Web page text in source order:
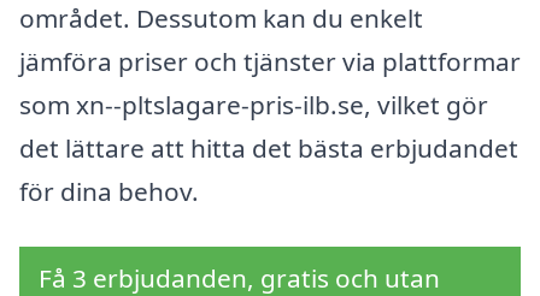
området. Dessutom kan du enkelt
jämföra priser och tjänster via plattformar
som xn--pltslagare-pris-ilb.se, vilket gör
det lättare att hitta det bästa erbjudandet
för dina behov.
Få 3 erbjudanden, gratis och utan